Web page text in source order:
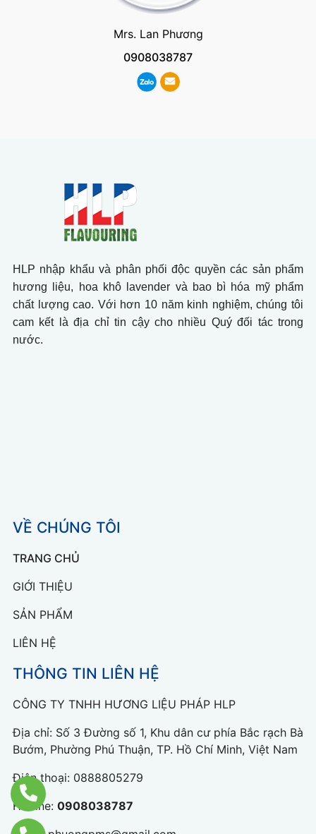
Mrs. Lan Phương
0908038787
HLP nhập khẩu và phân phối độc quyền các sản phẩm
hương liệu, hoa khô lavender và bao bì hóa mỹ phẩm
chất lượng cao. Với hơn 10 năm kinh nghiệm, chúng tôi
cam kết là địa chỉ tin cậy cho nhiều Quý đối tác trong
nước.
VỀ CHÚNG TÔI
TRANG CHỦ
GIỚI THIỆU
SẢN PHẨM
LIÊN HỆ
THÔNG TIN LIÊN HỆ
CÔNG TY TNHH HƯƠNG LIỆU PHÁP HLP
Địa chỉ: Số 3 Đường số 1, Khu dân cư phía Bắc rạch Bà
Bướm, Phường Phú Thuận, TP. Hồ Chí Minh, Việt Nam
Điện thoại: 0888805279
Hotline: 0908038787